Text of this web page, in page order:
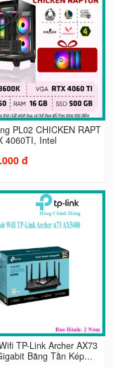
PL02 CHICKEN RAPT
4060TI, Intel
đ
TP-Link Archer AX73
Băng Tần Kép...